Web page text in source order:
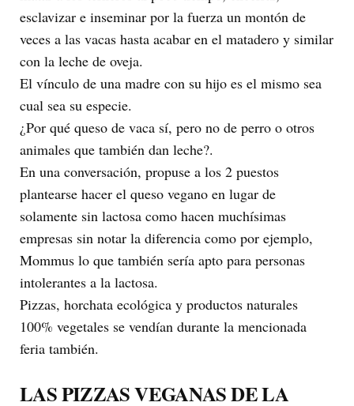
esclavizar e inseminar por la fuerza un montón de
veces a las vacas hasta acabar en el matadero y similar
con la leche de oveja.
El vínculo de una madre con su hijo es el mismo sea
cual sea su especie.
¿Por qué queso de vaca sí, pero no de perro o otros
animales que también dan leche?.
En una conversación, propuse a los 2 puestos
plantearse hacer el queso vegano en lugar de
solamente sin lactosa como hacen muchísimas
empresas sin notar la diferencia como por ejemplo,
Mommus lo que también sería apto para personas
intolerantes a la lactosa.
Pizzas, horchata ecológica y productos naturales
100% vegetales se vendían durante la mencionada
feria también.
LAS PIZZAS VEGANAS DE LA